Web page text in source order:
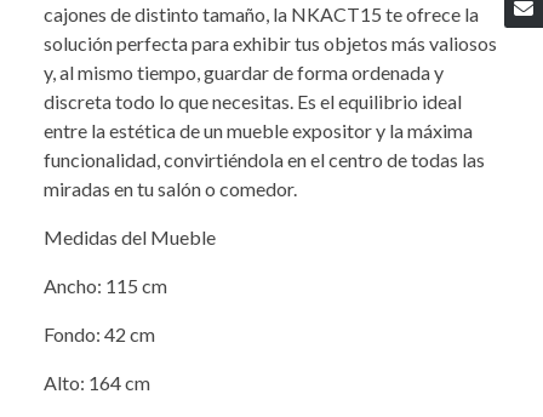
cajones de distinto tamaño, la NKACT15 te ofrece la
solución perfecta para exhibir tus objetos más valiosos
y, al mismo tiempo, guardar de forma ordenada y
discreta todo lo que necesitas. Es el equilibrio ideal
entre la estética de un mueble expositor y la máxima
funcionalidad, convirtiéndola en el centro de todas las
miradas en tu salón o comedor.
Medidas del Mueble
Ancho: 115 cm
Fondo: 42 cm
Alto: 164 cm